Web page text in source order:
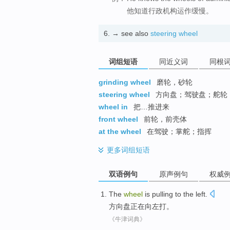
他知道行政机构运作缓慢。
6. → see also steering wheel
词组短语 同近义词 同根
grinding wheel
磨轮，砂轮
steering wheel
方向盘；驾驶盘；舵轮
wheel in
把…推进来
front wheel
前轮，前壳体
at the wheel
在驾驶；掌舵；指挥
更多词组短语
双语例句 原声例句 权威
The wheel is pulling to the left.
方向盘正在向左打。
《牛津词典》